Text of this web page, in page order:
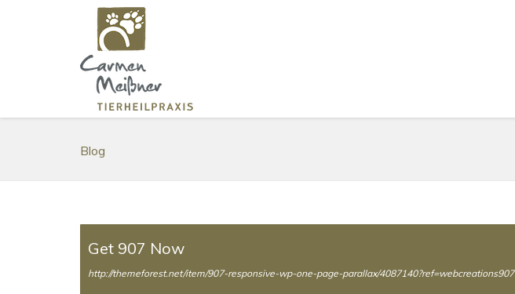
Blog
Get 907 Now
http://themeforest.net/item/907-responsive-wp-one-page-parallax/4087140?ref=webcreations907